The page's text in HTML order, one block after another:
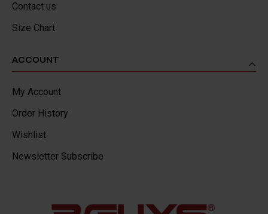
Contact us
Size Chart
ACCOUNT
My Account
Order History
Wishlist
Newsletter Subscribe